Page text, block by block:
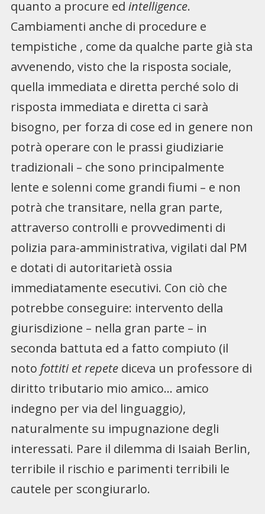
quanto a procure ed intelligence.
Cambiamenti anche di procedure e
tempistiche , come da qualche parte già sta
avvenendo, visto che la risposta sociale,
quella immediata e diretta perché solo di
risposta immediata e diretta ci sarà
bisogno, per forza di cose ed in genere non
potrà operare con le prassi giudiziarie
tradizionali – che sono principalmente
lente e solenni come grandi fiumi – e non
potrà che transitare, nella gran parte,
attraverso controlli e provvedimenti di
polizia para-amministrativa, vigilati dal PM
e dotati di autoritarietà ossia
immediatamente esecutivi. Con ciò che
potrebbe conseguire: intervento della
giurisdizione – nella gran parte – in
seconda battuta ed a fatto compiuto (il
noto fottiti et repete diceva un professore di
diritto tributario mio amico… amico
indegno per via del linguaggio),
naturalmente su impugnazione degli
interessati. Pare il dilemma di Isaiah Berlin,
terribile il rischio e parimenti terribili le
cautele per scongiurarlo.